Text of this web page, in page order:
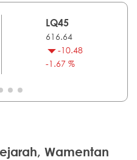
LQ45
616.64
-10.48
-1.67 %
Wamentan